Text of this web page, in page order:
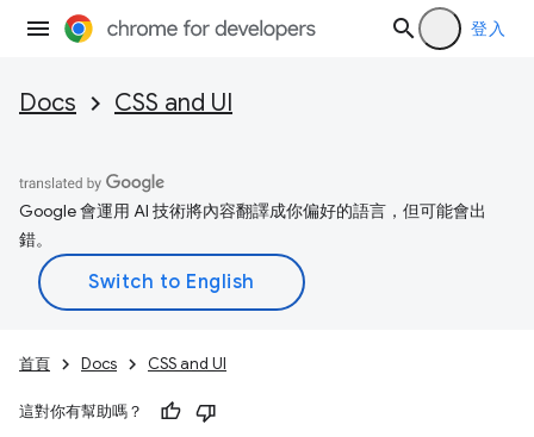
登入
Docs CSS and UI
Google 會運用 AI 技術將內容翻譯成你偏好的語言，但可能會出
錯。
首頁 Docs CSS and UI
這對你有幫助嗎？